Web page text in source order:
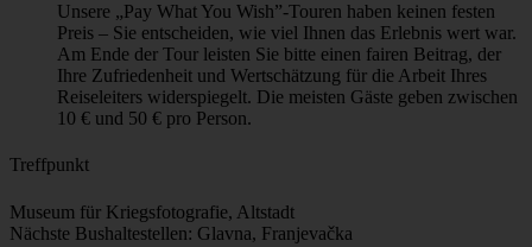
Unsere „Pay What You Wish”-Touren haben keinen festen
Preis – Sie entscheiden, wie viel Ihnen das Erlebnis wert war.
Am Ende der Tour leisten Sie bitte einen fairen Beitrag, der
Ihre Zufriedenheit und Wertschätzung für die Arbeit Ihres
Reiseleiters widerspiegelt. Die meisten Gäste geben zwischen
10 € und 50 € pro Person.
Treffpunkt
Museum für Kriegsfotografie, Altstadt
Nächste Bushaltestellen: Glavna, Franjevačka